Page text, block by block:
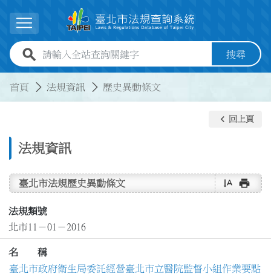
展開選單
全站查詢關鍵字欄位 搜尋
首頁 法規資訊 歷史異動條文
法規資訊
keyboard_arrow_left 回上頁
臺北市法規歷史異動條文 text_rotate_vertical print
法規類號
北市11－01－2016
名 稱
臺北市政府衛生局委託經營臺北市立醫院監督小組作業要點